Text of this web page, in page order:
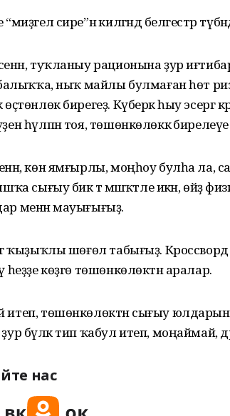
сире”нә килгәндә белгестәр
туҡланыу рационына ҙур
ныҡ майлы булмаған һөт
өҫтөнлөк бирегеҙ. Күберәк һыу эсергә
һүлпән тоя, төшөнкөлөккә
көн ямғырлы, моңһоу булһа ла,
сығыу бик тә мәшәҡәтле икән, өйҙә
менән мауығығыҙ.
ҡыҙыҡлы шөғөл табығыҙ. Кроссворд
һеҙҙе көҙгө төшөнкөлөктән аралар.
төшөнкөлөктән сығыу юлдарын
бүләк тип ҡабул итеп, моңаймай,
нас